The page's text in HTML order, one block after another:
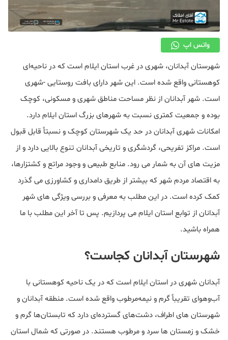
واتس اپ
شهرستان آبدانان، شهری در غرب استان ایلام است که در ناحیه‌ای
کوهستانی واقع شده است. این شهر دارای بافت روستایی -شهری
است. شهر آبدانان از نظر مساحت مناطق شهری و مسکونی، کوچک
بوده و جمعیت کمتری نسبت به شهرهای بزرگ استان ایلام دارد.
امکانات شهری آبدانان در حد یک شهرستان کوچک و نسبتاً قابل قبول
است. مراکز تفریحی، گردشگری و تاریخی آبدانان تنوع بالایی دارد و از
مزیت های آن به شمار می رود. منابع طبیعی و وجود مراتع و کشتزارها،
به اقتصاد مردم شهر که بیشتر از طریق دامداری و کشاورزی می گذرد
کمک کرده است. در این مطلب به معرفی و بررسی ویژگی های شهر
آبدانان از توابع استان ایلام می پردازیم. پس تا آخر این مطلب با ما
همراه باشید.
شهرستان آبدانان کجاست؟
آبدانان شهری در استان ایلام است که در یک ناحیه کوهستانی با
آب‌وهوای تقریباً گرم و نیمه‌مرطوب واقع شده است. منطقه آبدانان و
شهرستان های اطراف، دشت‌های گسترده‌ای دارد که تابستان‌ها گرم و
خشک و زمستان ها سرد و مرطوب هستند. در صورتی که شمال استان